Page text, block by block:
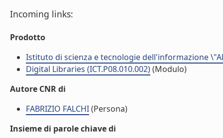
Incoming links:
Prodotto
Istituto di scienza e tecnologie dell'informazione
Digital Libraries (ICT.P08.010.002)(Modulo)
Autore CNR di
FABRIZIO FALCHI(Persona)
Insieme di parole chiave di